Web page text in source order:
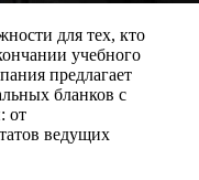
для тех, кто
учебного
предлагает
бланков с
от
ведущих